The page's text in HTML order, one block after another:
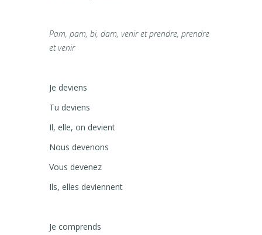
Pam, pam, bi, dam, venir et prendre, prendre
et venir
Je deviens
Tu deviens
Il, elle, on devient
Nous devenons
Vous devenez
Ils, elles deviennent
Je comprends